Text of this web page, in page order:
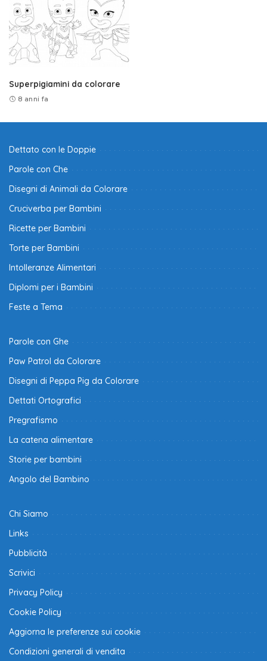
Superpigiamini da colorare
8 anni fa
Dettato con le Doppie
Parole con Che
Disegni di Animali da Colorare
Cruciverba per Bambini
Ricette per Bambini
Torte per Bambini
Intolleranze Alimentari
Diplomi per i Bambini
Feste a Tema
Parole con Ghe
Paw Patrol da Colorare
Disegni di Peppa Pig da Colorare
Dettati Ortografici
Pregrafismo
La catena alimentare
Storie per bambini
Angolo del Bambino
Chi Siamo
Links
Pubblicità
Scrivici
Privacy Policy
Cookie Policy
Aggiorna le preferenze sui cookie
Condizioni generali di vendita